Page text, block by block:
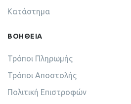
Κατάστημα
ΒΟΗΘΕΙΑ
Τρόποι Πληρωμής
Τρόποι Αποστολής
Πολιτική Επιστροφών